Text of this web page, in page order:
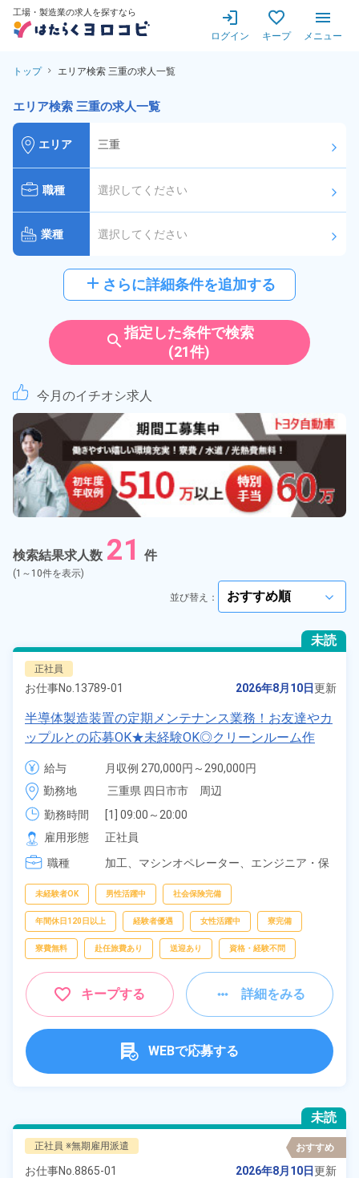
工場・製造業の求人を探すなら
ログイン キープ メニュー
トップ エリア検索 三重の求人一覧
エリア検索 三重の求人一覧
エリア 三重 arrow_forward_ios
職種 選択してください arrow_forward_ios
業種 選択してください arrow_forward_ios
選択してください
雇用形態 派遣社員
紹介予定派遣
正社員
アルバイト・パート
正社員 ※無期雇用派遣
期間従業員
arrow_forward_ios
タグ 選択してください arrow_forward_ios
フリーワー
ド
自宅周辺の
お仕事
出典：「位置参照情報」(国土交通省）の加工情報・「HeartRails
add さらに詳細条件を追加する
search指定した条件で検索
(21件)
今月のイチオシ求人
検索結果求人数 21 件
(1～10件を表示)
並び替え： arrow_forward_ios
未読
正社員
お仕事No. 13789-01 2026年8月10日更新
半導体製造装置の定期メンテナンス業務！お友達やカ
ップルとの応募OK★未経験OK◎クリーンルーム作
業！1食280円～の格安食堂あり！嬉しい送迎あり◎
マイカー通勤可＆無料駐車場完備◎《三重県四日市
市》
給与
月収例 270,000円～290,000円
給与 210,000円～210,000円
勤務地
三重県 四日市市　周辺
勤務時間
[1] 09:00～20:00
[2] 21:00～08:00
雇用形態
正社員
職種
加工、 マシンオペレーター、 エンジニア・保
未経験者OK 男性活躍中 社会保険完備
年間休日120日以上 経験者優遇 女性活躍中 寮完備
寮費無料 赴任旅費あり 送迎あり 資格・経験不問
キープする 詳細をみる
WEBで応募する
未読
正社員 ※無期雇用派遣 おすすめ
お仕事No. 8865-01 2026年8月10日更新